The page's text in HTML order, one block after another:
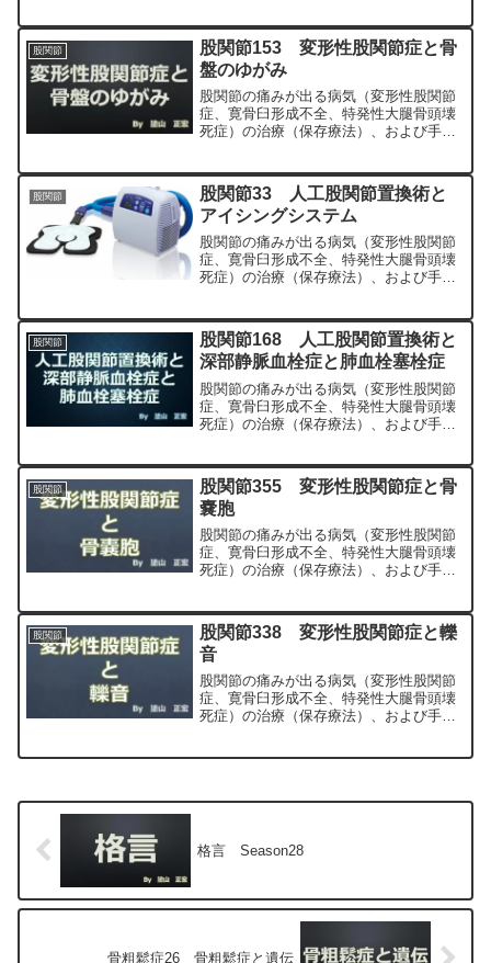
科専門医（人工関節手術を専門）の塗山
正宏が色々と説明します。
股関節
股関節153 変形性股関節症と骨
盤のゆがみ
股関節の痛みが出る病気（変形性股関節
症、寛骨臼形成不全、特発性大腿骨頭壊
死症）の治療（保存療法）、および手術
科専門医（人工関節手術を専門）の塗山
正宏が色々と説明します。
股関節
股関節33 人工股関節置換術と
アイシングシステム
股関節の痛みが出る病気（変形性股関節
症、寛骨臼形成不全、特発性大腿骨頭壊
死症）の治療（保存療法）、および手術
科専門医（人工関節手術を専門）の塗山
正宏が色々と説明します。
股関節
股関節168 人工股関節置換術と
深部静脈血栓症と肺血栓塞栓症
股関節の痛みが出る病気（変形性股関節
症、寛骨臼形成不全、特発性大腿骨頭壊
死症）の治療（保存療法）、および手術
科専門医（人工関節手術を専門）の塗山
正宏が色々と説明します。
股関節
股関節355 変形性股関節症と骨
嚢胞
股関節の痛みが出る病気（変形性股関節
症、寛骨臼形成不全、特発性大腿骨頭壊
死症）の治療（保存療法）、および手術
科専門医（人工関節手術を専門）の塗山
正宏が色々と説明します。
股関節
股関節338 変形性股関節症と轢
音
股関節の痛みが出る病気（変形性股関節
症、寛骨臼形成不全、特発性大腿骨頭壊
死症）の治療（保存療法）、および手術
格言 Season28
骨粗鬆症26 骨粗鬆症と遺伝